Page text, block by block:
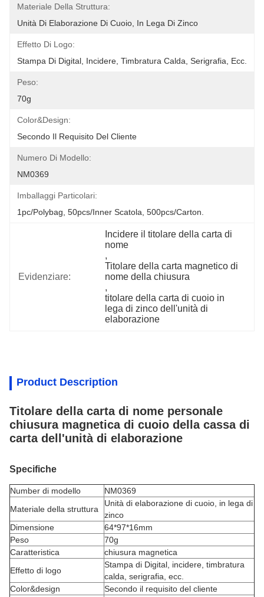
Materiale Della Struttura:
Unità Di Elaborazione Di Cuoio, In Lega Di Zinco
Effetto Di Logo:
Stampa Di Digital, Incidere, Timbratura Calda, Serigrafia, Ecc.
Peso:
70g
Color&design:
Secondo Il Requisito Del Cliente
Numero Di Modello:
NM0369
Imballaggi Particolari:
1pc/polybag, 50pcs/inner Scatola, 500pcs/carton.
Evidenziare:
Incidere il titolare della carta di
nome
,
Titolare della carta magnetico di
nome della chiusura
,
titolare della carta di cuoio in
lega di zinco dell'unità di
elaborazione
Product Description
Titolare della carta di nome personale
chiusura magnetica di cuoio della cassa di
carta dell'unità di elaborazione
Specifiche
Number di modello
NM0369
Materiale della struttura
Unità di elaborazione di cuoio, in lega di
zinco
Dimensione
64*97*16mm
Peso
70g
Caratteristica
chiusura magnetica
Effetto di logo
Stampa di Digital, incidere, timbratura
calda, serigrafia, ecc.
Color&design
Secondo il requisito del cliente